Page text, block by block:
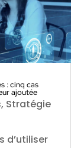
: cinq cas
ajoutée
, Stratégie
d’utiliser